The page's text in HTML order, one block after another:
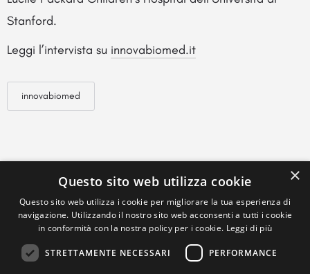
Stanford.
Leggi l’intervista su innovabiomed.it
innovabiomed
×
Questo sito web utilizza cookie
Questo sito web utilizza i cookie per migliorare la tua esperienza di
navigazione. Utilizzando il nostro sito web acconsenti a tutti i cookie
in conformità con la nostra policy per i cookie. Leggi di più
STRETTAMENTE NECESSARI PERFORMANCE